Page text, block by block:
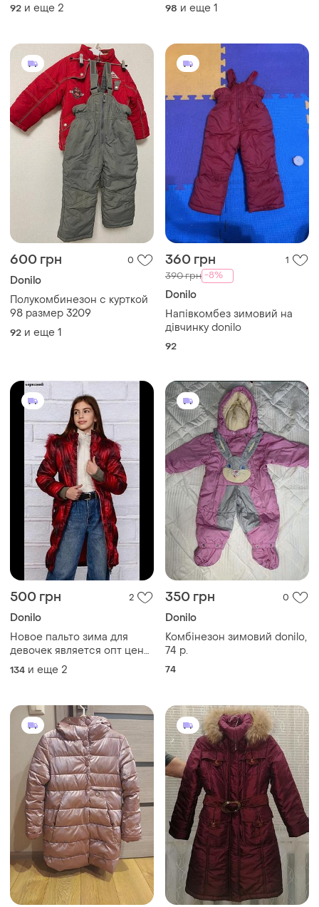
92 и еще 2 98 и еще 1
600 грн 0
Donilo
Полукомбинезон с курткой
98 размер 3209
92 и еще 1
360 грн 1
390 грн -8%
Donilo
Напівкомбез зимовий на
дівчинку donilo
92
500 грн 2
Donilo
Новое пальто зима для
девочек является опт цена
поговорчивости
134 и еще 2
350 грн 0
Donilo
Комбінезон зимовий donilo,
74 р.
74